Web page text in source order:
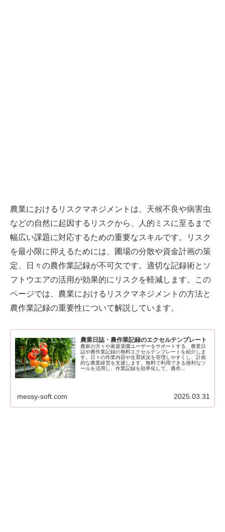
農業におけるリスクマネジメントは、天候不良や病害虫
などの自然に起因するリスクから、人的ミスに至るまで
幅広い課題に対応するための重要なスキルです。リスク
を最小限に抑えるためには、圃場の分散や資金計画の策
定、日々の農作業記録が不可欠です。適切な記録術とソ
フトウエアの活用が効果的にリスクを軽減します。この
ページでは、農業におけるリスクマネジメントの方法と
農作業記録の重要性について解説しています。
農業日誌・農作業記録のエクセルテンプレート
農家の方々や家庭菜園ユーザーをサポートする、農業日
誌や農作業記録の無料エクセルテンプレートを紹介しま
す。日々の作業内容や生育状況を管理しやすくし、計画
的な農業経営を支援します。無料で利用できる便利なツ
ールを活用し、作業記録を効率化して、農作...
messy-soft.com 2025.03.31